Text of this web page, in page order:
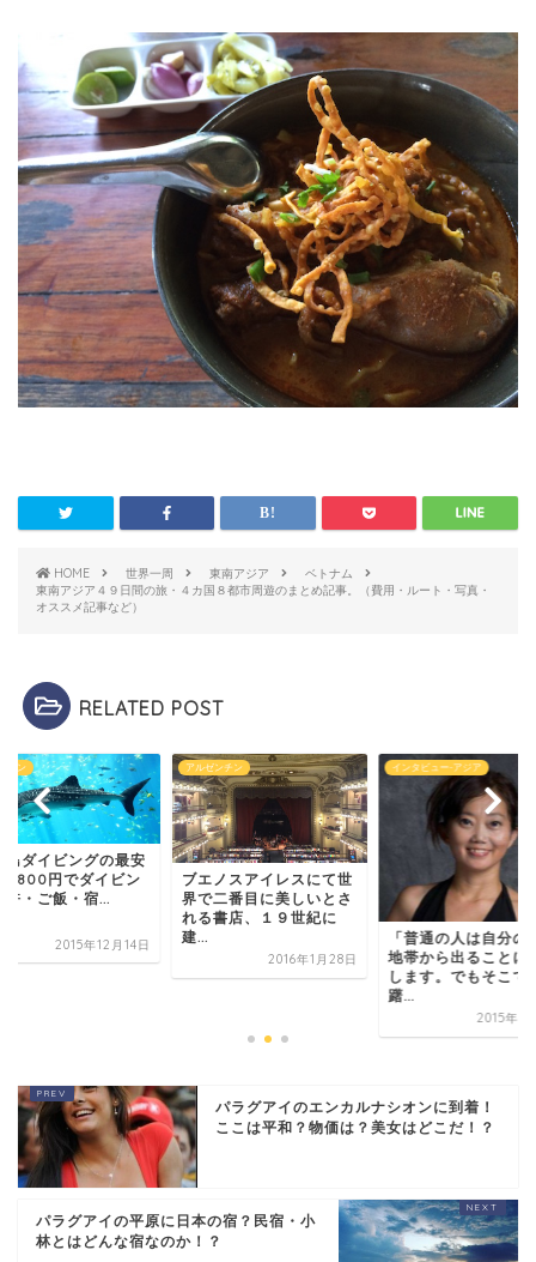
HOME 世界一周 東南アジア
ベトナム
東南アジア４９日間の旅・４カ国８都市周遊のまとめ記事。（費用・ルート・写真・
オススメ記事など）
RELATED POST
ンチン
ノスアイレスにて世
二番目に美しいとさ
2016年1月28日
インタビュー-アジア
「普通の人は自分の安全
地帯から出ることに躊躇
します。でもそこで躊
フィリピン
セブ島ダイビングの
値?16,800円でダイ
グ免許・ご飯・宿...
2015年12
パラグアイのエンカルナシオンに到着！
ここは平和？物価は？美女はどこだ！？
パラグアイの平原に日本の宿？民宿・小
林とはどんな宿なのか！？